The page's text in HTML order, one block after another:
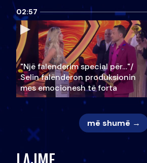
02:57
"Një falenderim special për…"/
Selin falënderon produksionin
mes emocionesh të forta
më shumë →